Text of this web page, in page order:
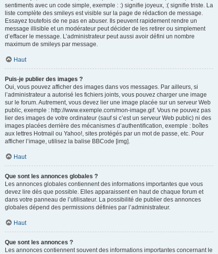
sentiments avec un code simple, exemple : :) signifie joyeux, :( signifie triste. La
liste complète des smileys est visible sur la page de rédaction de message.
Essayez toutefois de ne pas en abuser. Ils peuvent rapidement rendre un
message illisible et un modérateur peut décider de les retirer ou simplement
d’effacer le message. L’administrateur peut aussi avoir défini un nombre
maximum de smileys par message.
Haut
Puis-je publier des images ?
Oui, vous pouvez afficher des images dans vos messages. Par ailleurs, si
l’administrateur a autorisé les fichiers joints, vous pouvez charger une image
sur le forum. Autrement, vous devez lier une image placée sur un serveur Web
public, exemple : http://www.exemple.com/mon-image.gif. Vous ne pouvez pas
lier des images de votre ordinateur (sauf si c’est un serveur Web public) ni des
images placées derrière des mécanismes d’authentification, exemple : boîtes
aux lettres Hotmail ou Yahoo!, sites protégés par un mot de passe, etc. Pour
afficher l’image, utilisez la balise BBCode [img].
Haut
Que sont les annonces globales ?
Les annonces globales contiennent des informations importantes que vous
devez lire dès que possible. Elles apparaissent en haut de chaque forum et
dans votre panneau de l’utilisateur. La possibilité de publier des annonces
globales dépend des permissions définies par l’administrateur.
Haut
Que sont les annonces ?
Les annonces contiennent souvent des informations importantes concernant le